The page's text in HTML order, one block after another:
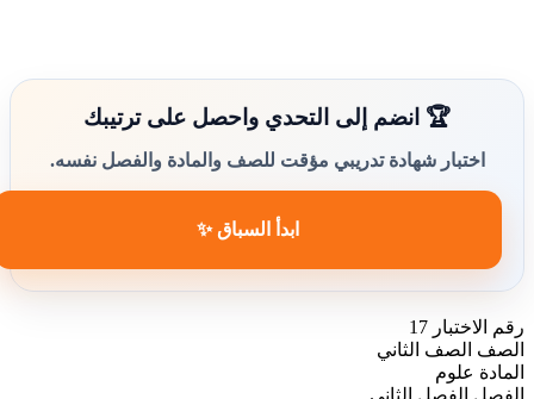
🏆 انضم إلى التحدي واحصل على ترتيبك
اختبار شهادة تدريبي مؤقت للصف والمادة والفصل نفسه.
ابدأ السباق ✨
رقم الاختبار 17
الصف
الصف الثاني
المادة
علوم
الفصل
الفصل الثاني